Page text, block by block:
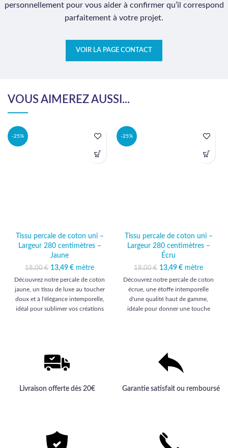
personnellement pour vous aider à confirmer qu’il correspond
parfaitement à votre projet.
VOIR LA PAGE CONTACT
VOUS AIMEREZ AUSSI...
-25%
Tissu percale de coton uni –
Largeur 280 centimètres –
Jaune
18,00€ Le prix initial était :
18,00 €.
13,49 €
Le prix
actuel est :
13,49 €.
mètre
Découvrez notre percale de coton
jaune, un tissu de luxe au toucher
doux et à l'élégance intemporelle,
idéal pour sublimer vos créations
-25%
Tissu percale de coton uni –
Largeur 280 centimètres –
Écru
18,00€ Le prix initial était :
18,00 €.
13,49 €
Le prix
actuel est :
13,49 €.
mètre
Découvrez notre percale de coton
écrue, une étoffe intemporelle
d'une qualité haut de gamme,
idéale pour donner une touche
Livraison offerte dès 20€ Garantie satisfait ou remboursé